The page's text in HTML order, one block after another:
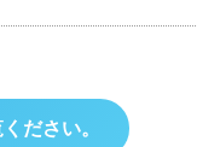
ださい。